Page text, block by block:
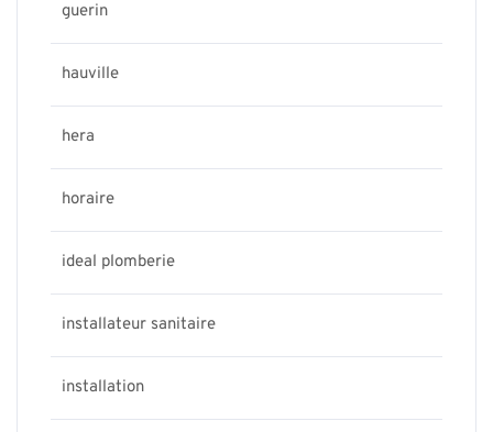
guerin
hauville
hera
horaire
ideal plomberie
installateur sanitaire
installation